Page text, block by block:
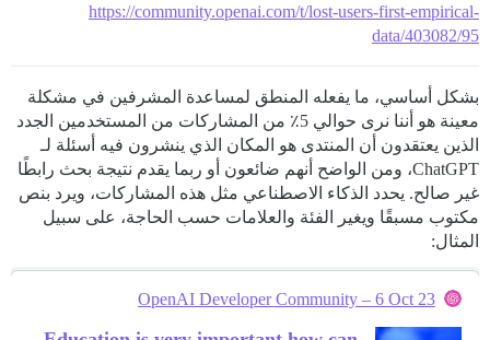
https://community.openai.com/t/lost-users-first-empirical-
data/403082/95
بشكل أساسي، ما يفعله المنطق لمساعدة المشرفين في مشكلة
معينة هو أننا نرى حوالي 5٪ من المشاركات من المستخدمين الجدد
الذين يعتقدون أن المنتدى هو المكان الذي ينشرون فيه أسئلة لـ
ChatGPT، ومن الواضح أنهم ضائعون أو ربما يقدم نتيجة بحث رابطًا
غير صالح. يحدد الذكاء الاصطناعي مثل هذه المشاركات، ويرد بنص
مكتوب مسبقًا ويغير الفئة والعلامات حسب الحاجة، على سبيل
المثال:
OpenAI Developer Community – 6 Oct 23